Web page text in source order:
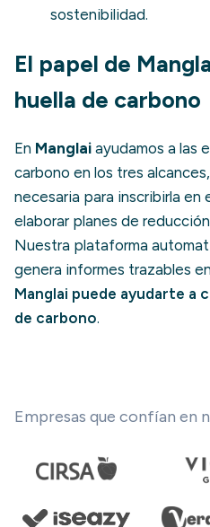
sostenibilidad.
El papel de
huella de carbono
En Manglai ayudamos a las
carbono en los tres
necesaria para inscribirla en
elaborar planes de
Nuestra plataforma
genera informes trazables
Manglai puede ayudarte a
de carbono.
Empresas que confían en